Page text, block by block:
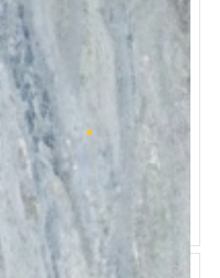
Керамогранит Imola The
room 60х120 LP, Calcite, 6,5
112.50 BYN/м2
225 BYN/м 2